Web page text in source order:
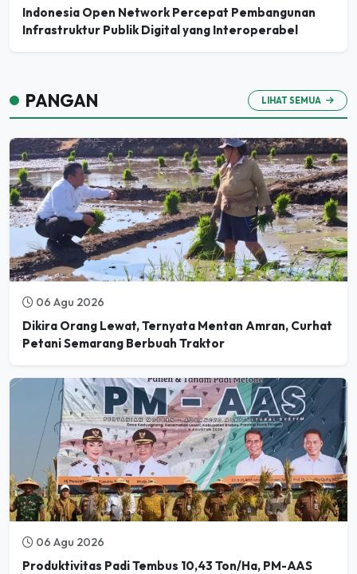
Indonesia Open Network Percepat Pembangunan
Infrastruktur Publik Digital yang Interoperabel
PANGAN LIHAT SEMUA
06 Agu 2026
Dikira Orang Lewat, Ternyata Mentan Amran, Curhat
Petani Semarang Berbuah Traktor
06 Agu 2026
Produktivitas Padi Tembus 10,43 Ton/Ha, PM-AAS